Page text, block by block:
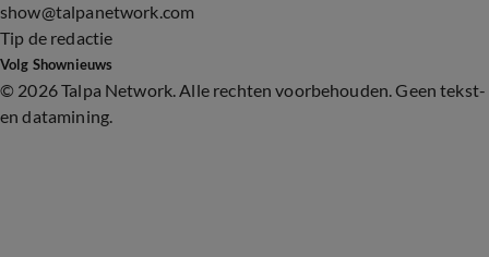
show@talpanetwork.com
Tip de redactie
Volg Shownieuws
© 2026 Talpa Network. Alle rechten voorbehouden. Geen tekst-
en datamining.